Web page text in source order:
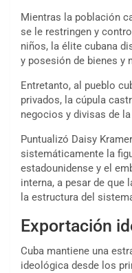
Mientras la población
se le restringen y
niños, la élite cubana
y posesión de bienes y
Entretanto, al pueblo
privados, la cúpula
negocios y divisas de
Puntualizó Daisy
sistemáticamente la
estadounidense y el
interna, a pesar de que
la estructura del
Exportación
Cuba mantiene una
ideológica desde los